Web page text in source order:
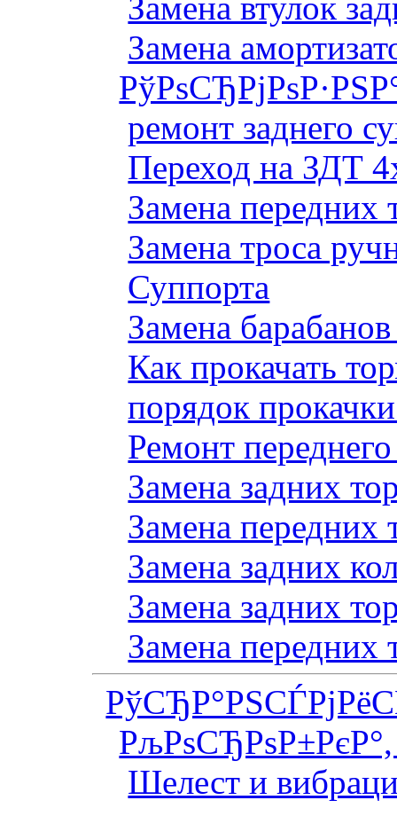
Замена
ремонт заднего
Переход на ЗДТ
Замена передних
Замена троса
Суппорта
Замена
Как прокачать
порядок
Ремонт
Замена задних
Замена передних
Замена задних
Замена задних
Замена передних
Шелест и